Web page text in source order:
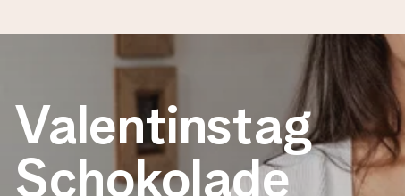
Heute bestellt, in 1 Werktag verschickt
Wir bereiten dein Geschenk sorgfältig vor und schicken es
zählt.
Valentinstag
Schokolade